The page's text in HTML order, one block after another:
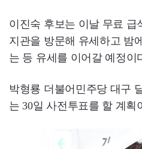
이진숙 후보는 이날 무료 급
지관을 방문해 유세하고 밤
는 등 유세를 이어갈 예정이
박형룡 더불어민주당 대구
는 30일 사전투표를 할 계획